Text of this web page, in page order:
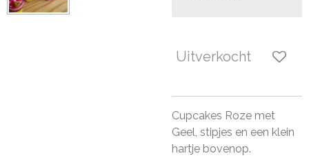
Uitverkocht
Cupcakes Roze met
Geel, stipjes en een klein
hartje bovenop.